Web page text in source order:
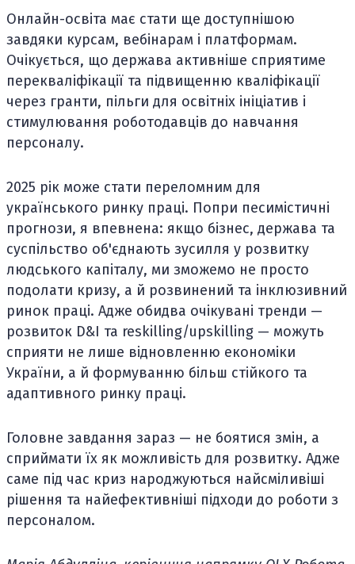
Онлайн-освіта має стати ще доступнішою
завдяки курсам, вебінарам і платформам.
Очікується, що держава активніше сприятиме
перекваліфікації та підвищенню кваліфікації
через гранти, пільги для освітніх ініціатив і
стимулювання роботодавців до навчання
персоналу.
2025 рік може стати переломним для
українського ринку праці. Попри песимістичні
прогнози, я впевнена: якщо бізнес, держава та
суспільство об'єднають зусилля у розвитку
людського капіталу, ми зможемо не просто
подолати кризу, а й розвинений та інклюзивний
ринок праці. Адже обидва очікувані тренди —
розвиток D&I та reskilling/upskilling — можуть
сприяти не лише відновленню економіки
України, а й формуванню більш стійкого та
адаптивного ринку праці.
Головне завдання зараз — не боятися змін, а
сприймати їх як можливість для розвитку. Адже
саме під час криз народжуються найсміливіші
рішення та найефективніші підходи до роботи з
персоналом.